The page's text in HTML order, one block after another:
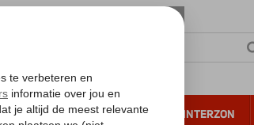
REIZEN ALL INCLUSIVE WINTERZON